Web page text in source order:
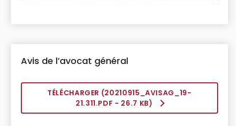
Avis de l’avocat général
TÉLÉCHARGER (20210915_AVISAG_19-
21.311.PDF - 26.7 KB)